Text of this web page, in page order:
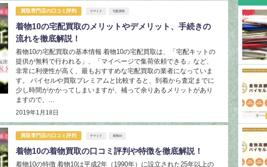
買取専門店の口コミ評判 ヤマトク 宅配買取
着物10の宅配買取のメリットやデメリット、手続きの
流れを徹底解説！
2019年1月18日
着物10の宅配買取の基本情報 着物10の宅配買取は、「宅配キットの
提供が無料で行われる」、「マイページで集荷依頼できる」など、
非常に利便性が高く、最もおすすめな宅配買取の業者になっていま
す。 バイセルや買取プレミアムと比較すると、到着から査定までに
少し時間がかかってしまいますが、補って余りあるメリットがあり
ますので、...
買取専門店の口コミ評判 ヤマトク 着物10
着物10の着物買取の口コミ評判や特徴を徹底解説！
着物10の特徴 着物10は平成2年（1990年）に設立された25年以上の